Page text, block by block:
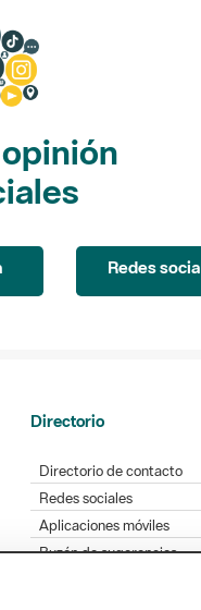
Redes
Directorio
Directorio de contacto
Redes sociales
Aplicaciones móviles
Buzón de sugerencias